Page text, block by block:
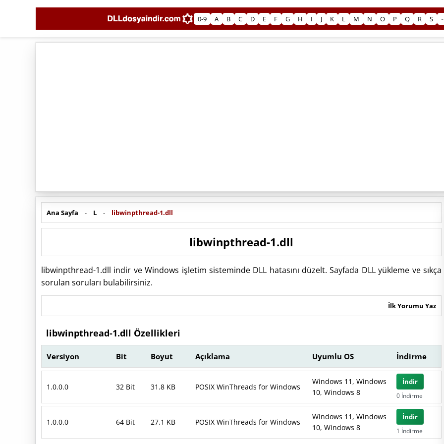
0-9 A B C D E F G H I J K L M N O P Q R S
Ana Sayfa - L - libwinpthread-1.dll
libwinpthread-1.dll
libwinpthread-1.dll indir ve Windows işletim sisteminde DLL hatasını düzelt. Sayfada DLL yükleme ve sıkça
sorulan soruları bulabilirsiniz.
İlk Yorumu Yaz
libwinpthread-1.dll Özellikleri
Versiyon Bit Boyut Açıklama Uyumlu OS İndirme
1.0.0.0 32 Bit 31.8 KB POSIX WinThreads for Windows
Windows 11, Windows
10, Windows 8
İndir
0 İndirme
1.0.0.0 64 Bit 27.1 KB POSIX WinThreads for Windows
Windows 11, Windows
10, Windows 8
İndir
1 İndirme